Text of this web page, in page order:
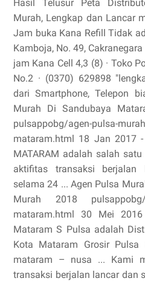
Hasil Telusur Peta
Murah, Lengkap dan Lancar
Jam buka Kana Refill Tidak
Kamboja, No. 49,
jam Kana Cell 4,3 (8) · Toko
No.2 · (0370) 629898
dari Smartphone, Telepon
Murah Di Sandubaya
pulsappobg/agen-pulsa-
mataram.html 18 Jan 2017 -
MATARAM adalah salah
aktifitas transaksi
selama 24 ... Agen Pulsa
Murah 2018 pulsappobg/
mataram.html 30 Mei
Mataram S Pulsa adalah
Kota Mataram Grosir
mataram – nusa ... Kami
transaksi berjalan lancar dan